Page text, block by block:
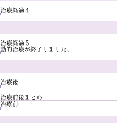
治療経過４
治療経過５
動的治療が終了しました。
治療後
治療前後まとめ
治療前